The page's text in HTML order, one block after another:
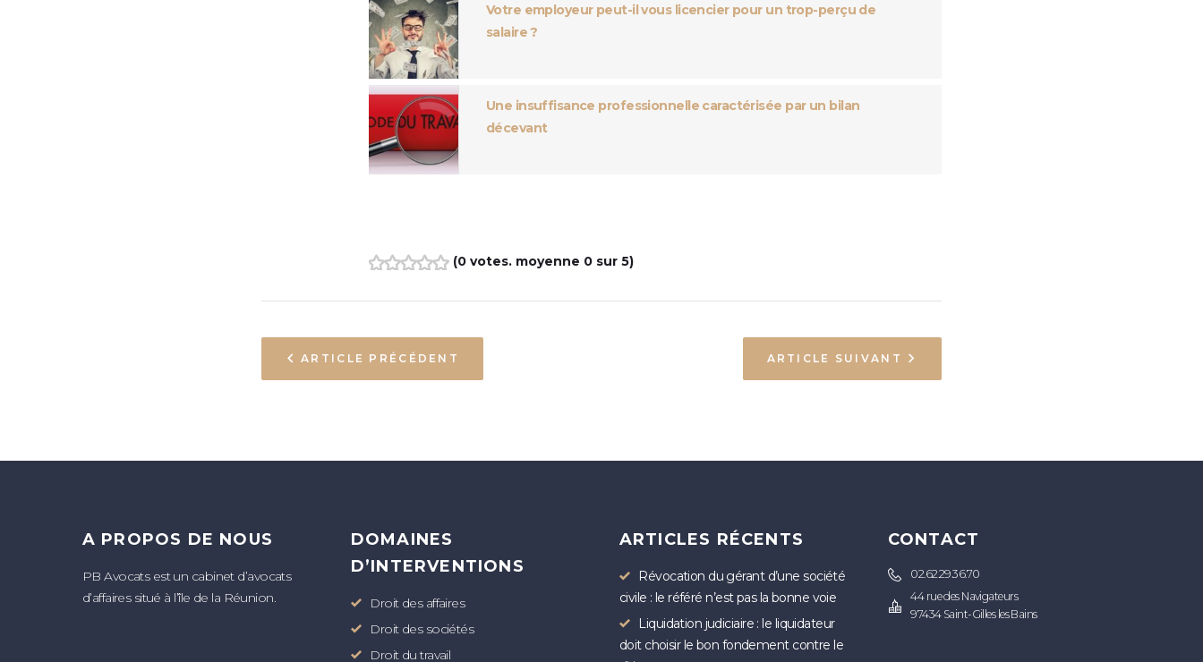
Votre employeur peut-il vous licencier pour un trop-perçu de
salaire ?
Une insuffisance professionnelle caractérisée par un bilan
décevant
(0 votes. moyenne 0sur 5)
ARTICLE PRÉCÉDENT ARTICLE SUIVANT
A PROPOS DE NOUS
PB Avocats est un cabinet d’avocats
d’affaires situé à l’île de la Réunion.
DOMAINES
D’INTERVENTIONS
Droit des affaires
Droit des sociétés
Droit du travail
ARTICLES RÉCENTS
Révocation du gérant d’une société
civile : le référé n’est pas la bonne voie
Liquidation judiciaire : le liquidateur
doit choisir le bon fondement contre le
CONTACT
02.62.29.36.70
44 rue des Navigateurs
97434 Saint-Gilles les Bains